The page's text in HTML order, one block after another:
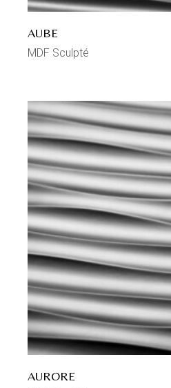
AUBE
MDF Sculpté
AURORE